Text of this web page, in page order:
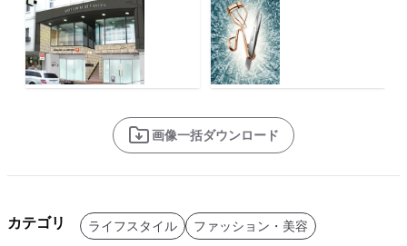
画像一括ダウンロード
カテゴリ ライフスタイル ファッション・美容